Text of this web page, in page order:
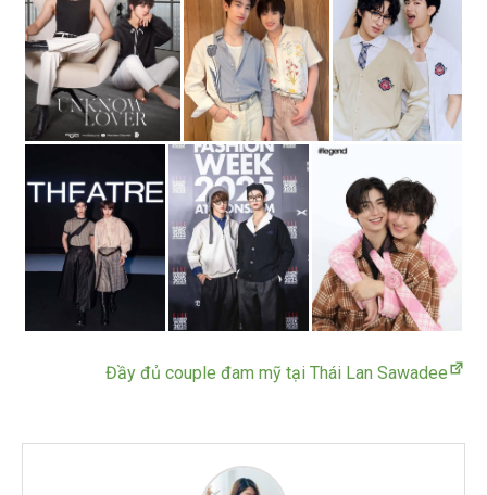
Đầy đủ couple đam mỹ tại Thái Lan Sawadee